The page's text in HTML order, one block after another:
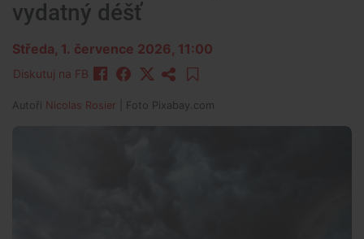
vydatný déšť
Středa, 1. července 2026, 11:00
Diskutuj na FB
Autoři Nicolas Rosier | Foto Pixabay.com